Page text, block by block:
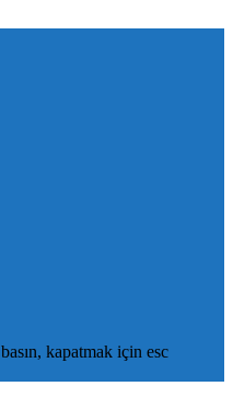
kapatmak için esc